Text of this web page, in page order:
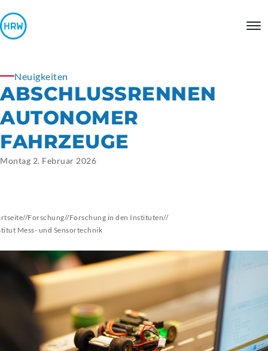
Neuigkeiten
ABSCHLUSSRENNEN
AUTONOMER
FAHRZEUGE
Montag 2. Februar 2026
//Forschung//Forschung in den Instituten//
Mess- und Sensortechnik